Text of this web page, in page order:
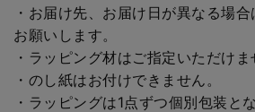
・お届け先、お届け日が異なる場
お願いします。
・ラッピング材はご指定いただけま
・のし紙はお付けできません。
・ラッピングは1点ずつ個別包装と